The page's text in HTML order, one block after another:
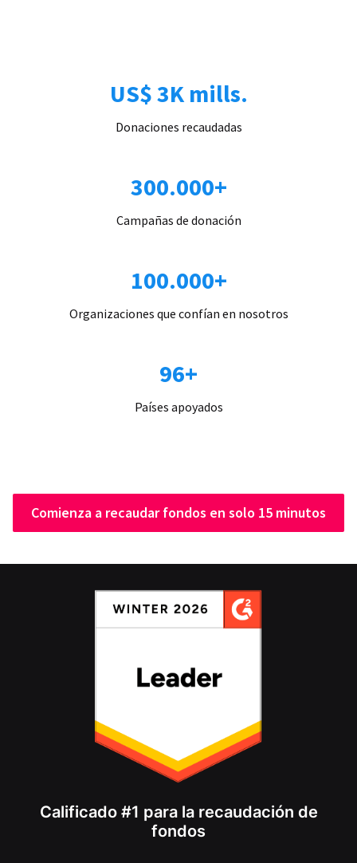
US$ 3K mills.
Donaciones recaudadas
300.000+
Campañas de donación
100.000+
Organizaciones que confían en nosotros
96+
Países apoyados
Comienza a recaudar fondos en solo 15 minutos
Calificado #1 para la recaudación de
fondos